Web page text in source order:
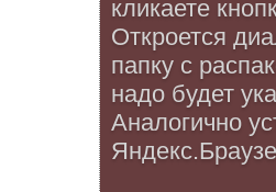
кликаете
Откроется
папку с
надо будет
Аналогично